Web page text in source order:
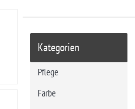
Kategorien
Pflege
Farbe